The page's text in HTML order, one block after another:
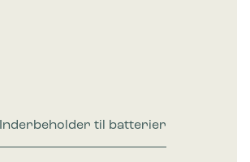
Inderbeholder til batterier